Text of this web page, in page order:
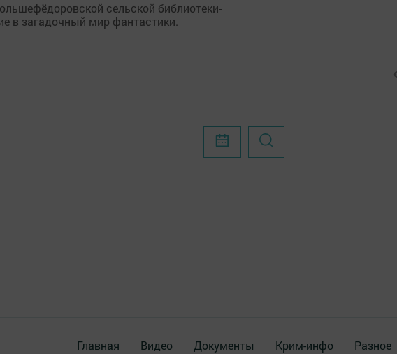
сельской библиотеки-
в загадочный мир фантастики.
Главная Видео Документы Крим-инфо Разное